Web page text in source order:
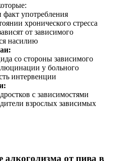
употребления
хронического стресса
от зависимого
насилию
со стороны зависимого
у больного
интервенции
с зависимостями
взрослых зависимых
от пива в